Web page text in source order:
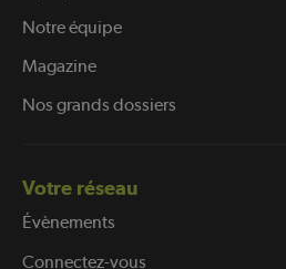
Notre équipe
Magazine
Nos grands dossiers
Votre réseau
Évènements
Connectez-vous